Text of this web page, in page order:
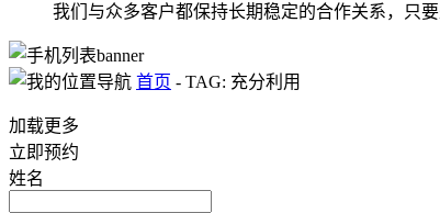
我们与众多客户都保持长期稳定的合作关系，只
首页 - TAG: 充分利用
加载更多
立即预约
姓名